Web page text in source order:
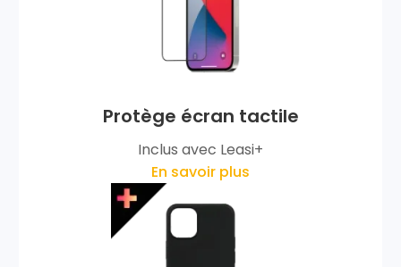
Protège écran tactile
Inclus avec Leasi+
En savoir plus